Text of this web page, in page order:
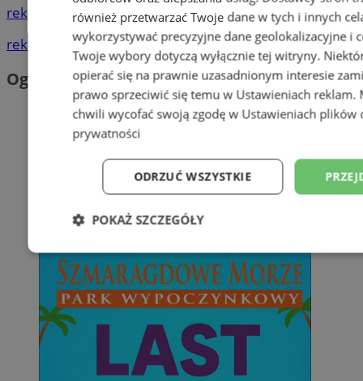
reklama
reklama
Ogłoszenia
również przetwarzać Twoje dane w tych i innych
wykorzystywać precyzyjne dane geolokalizacyjne i
Twoje wybory dotyczą wyłącznie tej witryny.
opierać się na prawnie uzasadnionym interesie
prawo sprzeciwić się temu w Ustawieniach reklam.
chwili wycofać swoją zgodę w Ustawieniach plików
prywatności
ODRZUĆ WSZYSTKIE
POKAŻ SZCZEGÓŁY
Niezbędne Wydajność
Niesklasyfikowane